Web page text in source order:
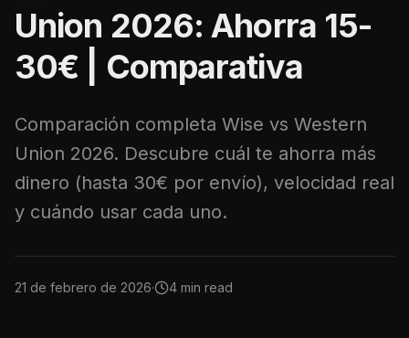
Union 2026: Ahorra 15-
30€ | Comparativa
Comparación completa Wise vs Western
Union 2026. Descubre cuál te ahorra más
dinero (hasta 30€ por envío), velocidad real
y cuándo usar cada uno.
21 de febrero de 2026· 4 min read